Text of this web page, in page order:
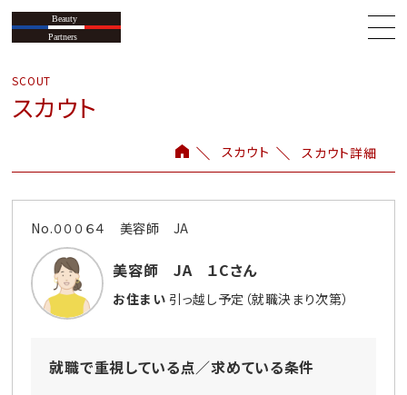
スカウト
スカウト スカウト詳細
No.０００６４ 美容師 JA
美容師 JA １Cさん
お住まい 引っ越し予定（就職決まり次第）
就職で重視している点／求めている条件